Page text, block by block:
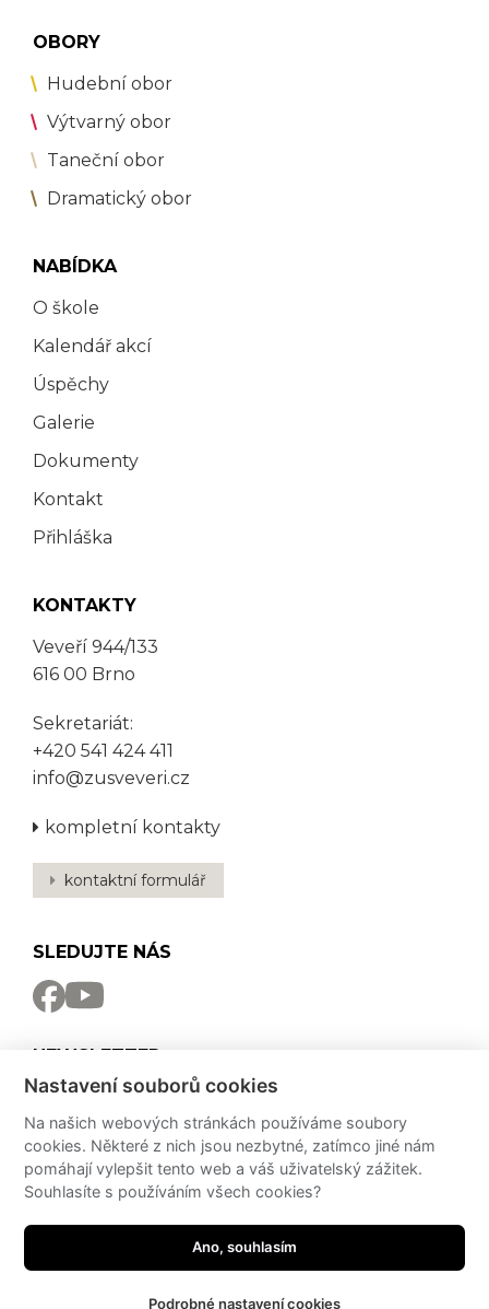
OBORY
Hudební obor
Výtvarný obor
Taneční obor
Dramatický obor
NABÍDKA
O škole
Kalendář akcí
Úspěchy
Galerie
Dokumenty
Kontakt
Přihláška
KONTAKTY
Veveří 944/133
616 00 Brno
Sekretariát:
+420 541 424 411
info@zusveveri.cz
kompletní kontakty
kontaktní formulář
SLEDUJTE NÁS
NEWSLETTER
PRO MÉDIA
JRWN
Nastavení souborů cookies
Na našich webových stránkách používáme soubory
cookies. Některé z nich jsou nezbytné, zatímco jiné nám
pomáhají vylepšit tento web a váš uživatelský zážitek.
Souhlasíte s používáním všech cookies?
Ano, souhlasím
Podrobné nastavení cookies
asistenta!